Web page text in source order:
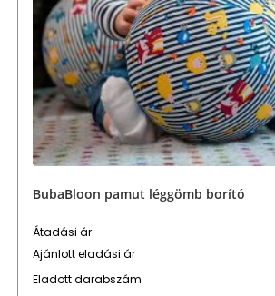
BubaBloon pamut léggömb borító
Átadási ár
Ajánlott eladási ár
Eladott darabszám